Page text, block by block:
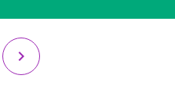
chevron_right